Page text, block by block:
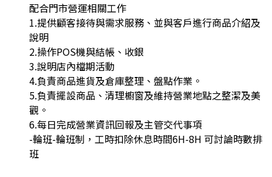
配合門市營運相關工作
1.提供顧客接待與需求服務、並與客戶進行商品介紹及
說明
2.操作POS機與結帳、收銀
3.說明店內檔期活動
4.負責商品進貨及倉庫整理、盤點作業。
5.負責擺設商品、清理櫥窗及維持營業地點之整潔及美
觀。
6.每日完成營業資訊回報及主管交代事項
-輪班-輪班制，工時扣除休息時間6H-8H 可討論時數排
班